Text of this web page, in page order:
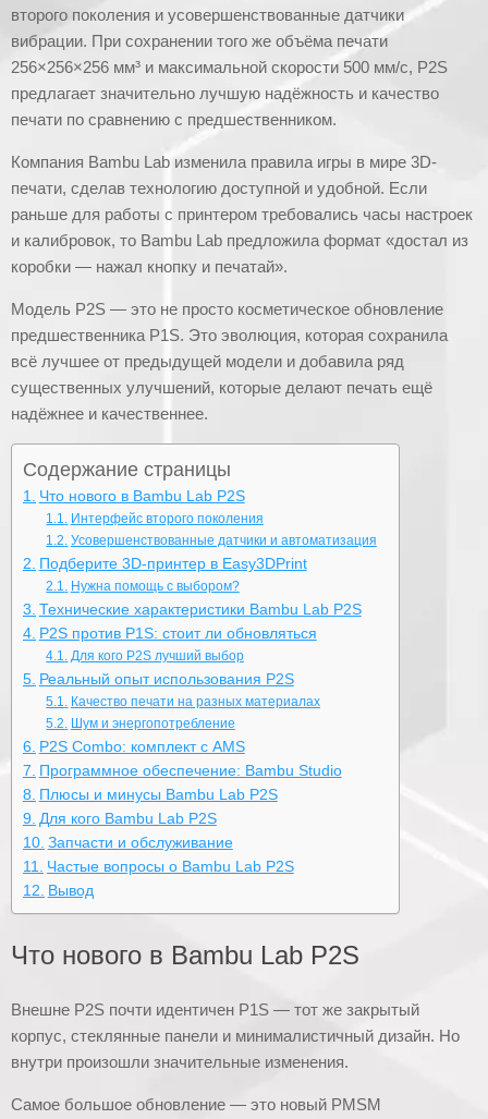
второго поколения и усовершенствованные датчики
вибрации. При сохранении того же объёма печати
256×256×256 мм³ и максимальной скорости 500 мм/с, P2S
предлагает значительно лучшую надёжность и качество
печати по сравнению с предшественником.
Компания Bambu Lab изменила правила игры в мире 3D-
печати, сделав технологию доступной и удобной. Если
раньше для работы с принтером требовались часы настроек
и калибровок, то Bambu Lab предложила формат «достал из
коробки — нажал кнопку и печатай».
Модель P2S — это не просто косметическое обновление
предшественника P1S. Это эволюция, которая сохранила
всё лучшее от предыдущей модели и добавила ряд
существенных улучшений, которые делают печать ещё
надёжнее и качественнее.
Содержание страницы
Что нового в Bambu Lab P2S
Интерфейс второго поколения
Усовершенствованные датчики и автоматизация
Подберите 3D-принтер в Easy3DPrint
Нужна помощь с выбором?
Технические характеристики Bambu Lab P2S
P2S против P1S: стоит ли обновляться
Для кого P2S лучший выбор
Реальный опыт использования P2S
Качество печати на разных материалах
Шум и энергопотребление
P2S Combo: комплект с AMS
Программное обеспечение: Bambu Studio
Плюсы и минусы Bambu Lab P2S
Для кого Bambu Lab P2S
Запчасти и обслуживание
Частые вопросы о Bambu Lab P2S
Вывод
Что нового в Bambu Lab P2S
Внешне P2S почти идентичен P1S — тот же закрытый
корпус, стеклянные панели и минималистичный дизайн. Но
внутри произошли значительные изменения.
Самое большое обновление — это новый PMSM